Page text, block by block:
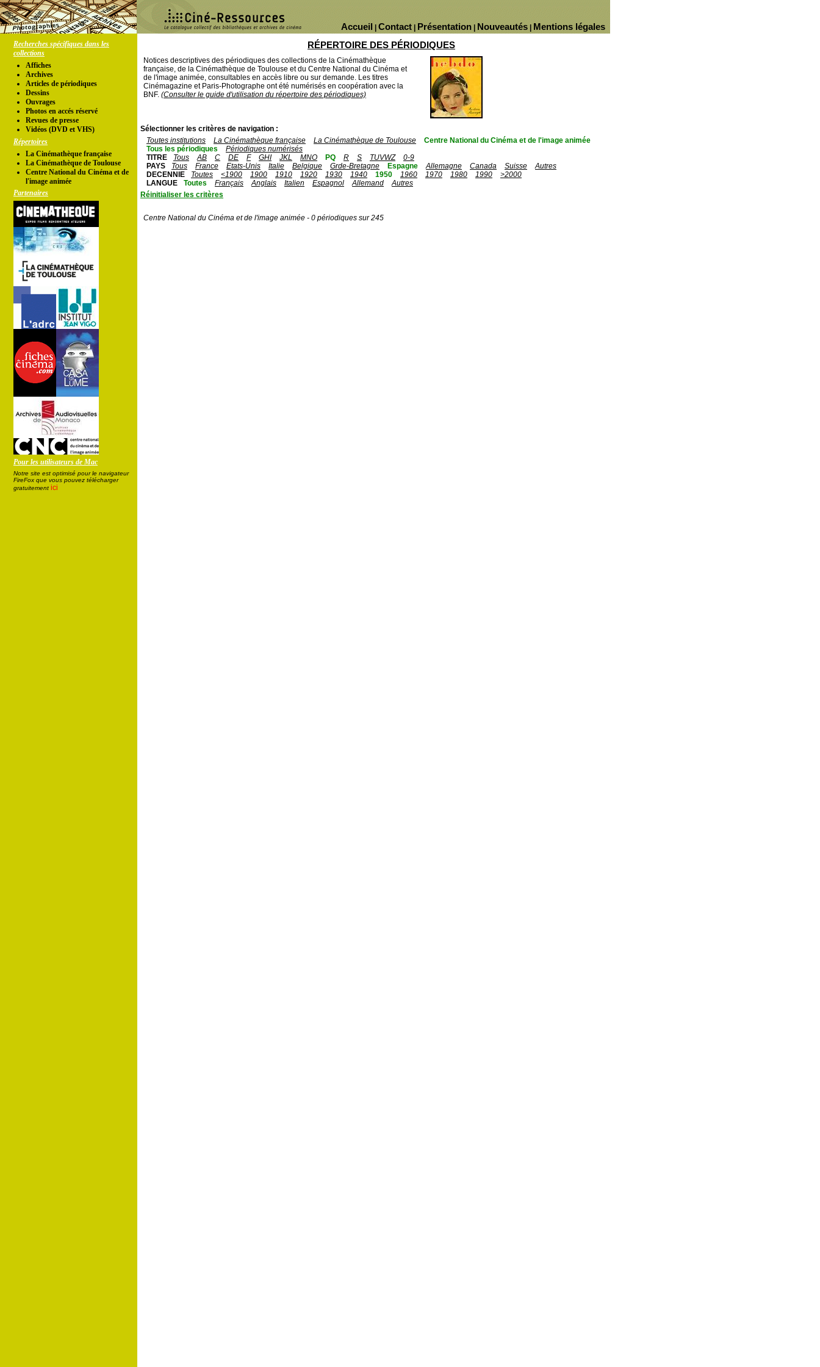
Mentions légales
Nouveautés
Présentation
Contact
Accueil
Recherches spécifiques dans les
collections
Affiches
Archives
Articles de périodiques
Dessins
Ouvrages
Photos en accés réservé
Revues de presse
Vidéos (DVD et VHS)
Répertoires
La Cinémathèque française
La Cinémathèque de Toulouse
Centre National du Cinéma et de
l'image animée
Partenaires
Pour les utilisateurs de Mac
Notre site est optimisé pour le navigateur
FireFox que vous pouvez télécharger
gratuitement ici
RÉPERTOIRE DES PÉRIODIQUES
Notices descriptives des périodiques des collections de la Cinémathèque
française, de la Cinémathèque de Toulouse et du Centre National du Cinéma et
de l'image animée, consultables en accès libre ou sur demande. Les titres
Cinémagazine et Paris-Photographe ont été numérisés en coopération avec la
BNF. (Consulter le guide d'utilisation du répertoire des périodiques)
Sélectionner les critères de navigation :
Toutes institutions
La Cinémathèque française La Cinémathèque de Toulouse
Centre National du Cinéma et de l'image animée
Tous les périodiques
Périodiques numérisés
TITRE
Tous AB C DE F GHI JKL MNO PQ R S TUVWZ
0-9
PAYS
Tous France Etats-Unis Italie Belgique Grde-Bretagne Espagne Allemagne Canada Suisse
Autres
DECENNIE
Toutes <1900 1900 1910 1920 1930 1940 1950 1960 1970 1980 1990
>2000
LANGUE
Toutes Français Anglais Italien Espagnol Allemand
Autres
Réinitialiser les critères
Centre National du Cinéma et de l'image animée - 0 périodiques sur 245